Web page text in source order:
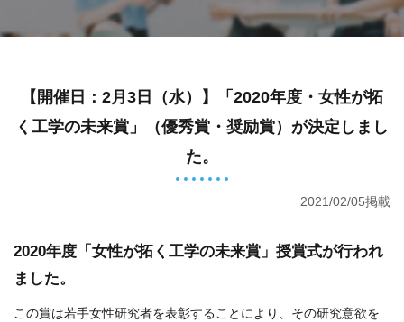
【開催日：2月3日（水）】「2020年度・女性が拓
く工学の未来賞」（優秀賞・奨励賞）が決定しまし
た。
2021/02/05掲載
2020年度「女性が拓く工学の未来賞」授賞式が行われ
ました。
この賞は若手女性研究者を表彰することにより、その研究意欲を